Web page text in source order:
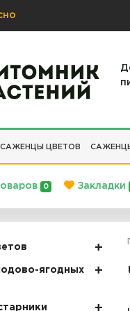
САЖЕНЦЫ ЦВЕТОВ
0 Закладки
ягодных